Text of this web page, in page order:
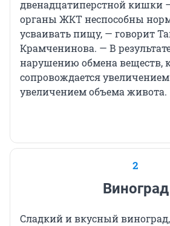
двенадцатиперстной кишки
органы ЖКТ неспособны
усваивать пищу, — говорит
Крамченинова. — В
нарушению обмена веществ,
сопровождается увеличением
увеличением объема живота.
2
Виноград
Сладкий и вкусный